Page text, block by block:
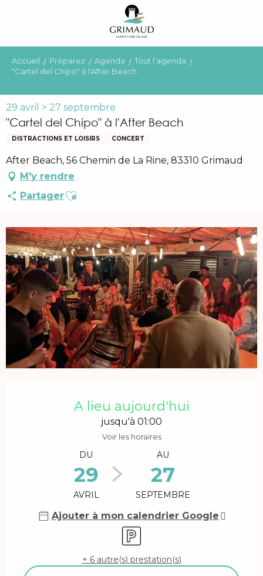
principal
Accueil Préparez Agenda
Tout l’agenda
"Cartel del Chipo" à l'After Beach
29 avril > 27 septembre
"Cartel del Chipo" à l'After Beach
DISTRACTIONS ET LOISIRS CONCERT
After Beach, 56 Chemin de La Rine, 83310 Grimaud
M'y rendre
PartagerAjouter aux favoris
A lieu aujourd'hui
jusqu'à 01:00
Voir les horaires
DU
29
AVRIL
AU
27
SEPTEMBRE
Ajouter à mon calendrier Google
Parking
+ 6 autre(s) prestation(s)